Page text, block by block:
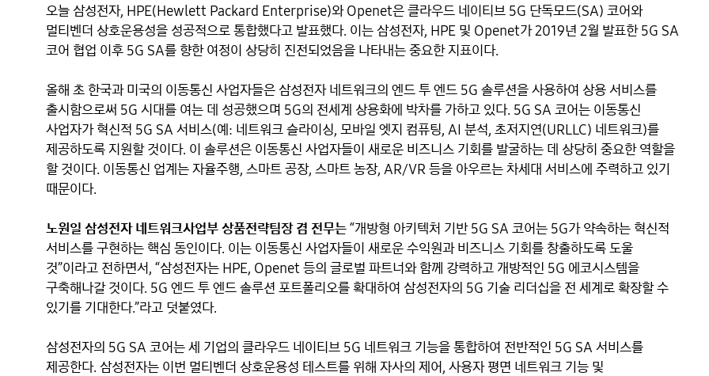
오늘 삼성전자, HPE(Hewlett Packard Enterprise)와 Openet은 클라우드 네이티브 5G 단독모드(SA) 코어와
멀티벤더 상호운용성을 성공적으로 통합했다고 발표했다. 이는 삼성전자, HPE 및 Openet가 2019년 2월 발표한 5G SA
코어 협업 이후 5G SA를 향한 여정이 상당히 진전되었음을 나타내는 중요한 지표이다.
올해 초 한국과 미국의 이동통신 사업자들은 삼성전자 네트워크의 엔드 투 엔드 5G 솔루션을 사용하여 상용 서비스를
출시함으로써 5G 시대를 여는 데 성공했으며 5G의 전세계 상용화에 박차를 가하고 있다. 5G SA 코어는 이동통신
사업자가 혁신적 5G SA 서비스(예: 네트워크 슬라이싱, 모바일 엣지 컴퓨팅, AI 분석, 초저지연(URLLC) 네트워크)를
제공하도록 지원할 것이다. 이 솔루션은 이동통신 사업자들이 새로운 비즈니스 기회를 발굴하는 데 상당히 중요한 역할을
할 것이다. 이동통신 업계는 자율주행, 스마트 공장, 스마트 농장, AR/VR 등을 아우르는 차세대 서비스에 주력하고 있기
때문이다.
노원일 삼성전자 네트워크사업부 상품전략팀장 겸 전무는 “개방형 아키텍처 기반 5G SA 코어는 5G가 약속하는 혁신적
서비스를 구현하는 핵심 동인이다. 이는 이동통신 사업자들이 새로운 수익원과 비즈니스 기회를 창출하도록 도울
것”이라고 전하면서, “삼성전자는 HPE, Openet 등의 글로벌 파트너와 함께 강력하고 개방적인 5G 에코시스템을
구축해나갈 것이다. 5G 엔드 투 엔드 솔루션 포트폴리오를 확대하여 삼성전자의 5G 기술 리더십을 전 세계로 확장할 수
있기를 기대한다.”라고 덧붙였다.
삼성전자의 5G SA 코어는 세 기업의 클라우드 네이티브 5G 네트워크 기능을 통합하여 전반적인 5G SA 서비스를
제공한다. 삼성전자는 이번 멀티벤더 상호운용성 테스트를 위해 자사의 제어, 사용자 평면 네트워크 기능 및